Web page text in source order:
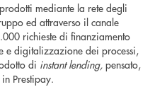
mediante la rete degli
ed attraverso il canale
richieste di finanziamento
e digitalizzazione dei processi,
di instant lending, pensato,
Prestipay.